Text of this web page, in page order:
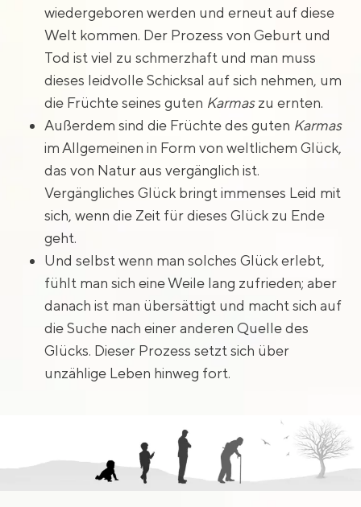
wiedergeboren werden und erneut auf diese
Welt kommen. Der Prozess von Geburt und
Tod ist viel zu schmerzhaft und man muss
dieses leidvolle Schicksal auf sich nehmen, um
die Früchte seines guten Karmaszu ernten.
Außerdem sind die Früchte des guten Karmas
im Allgemeinen in Form von weltlichem Glück,
das von Natur aus vergänglich ist.
Vergängliches Glück bringt immenses Leid mit
sich, wenn die Zeit für dieses Glück zu Ende
geht.
Und selbst wenn man solches Glück erlebt,
fühlt man sich eine Weile lang zufrieden; aber
danach ist man übersättigt und macht sich auf
die Suche nach einer anderen Quelle des
Glücks. Dieser Prozess setzt sich über
unzählige Leben hinweg fort.